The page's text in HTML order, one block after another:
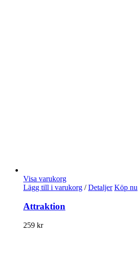
Visa varukorg
Lägg till i varukorg / Detaljer Köp nu
Attraktion
259 kr